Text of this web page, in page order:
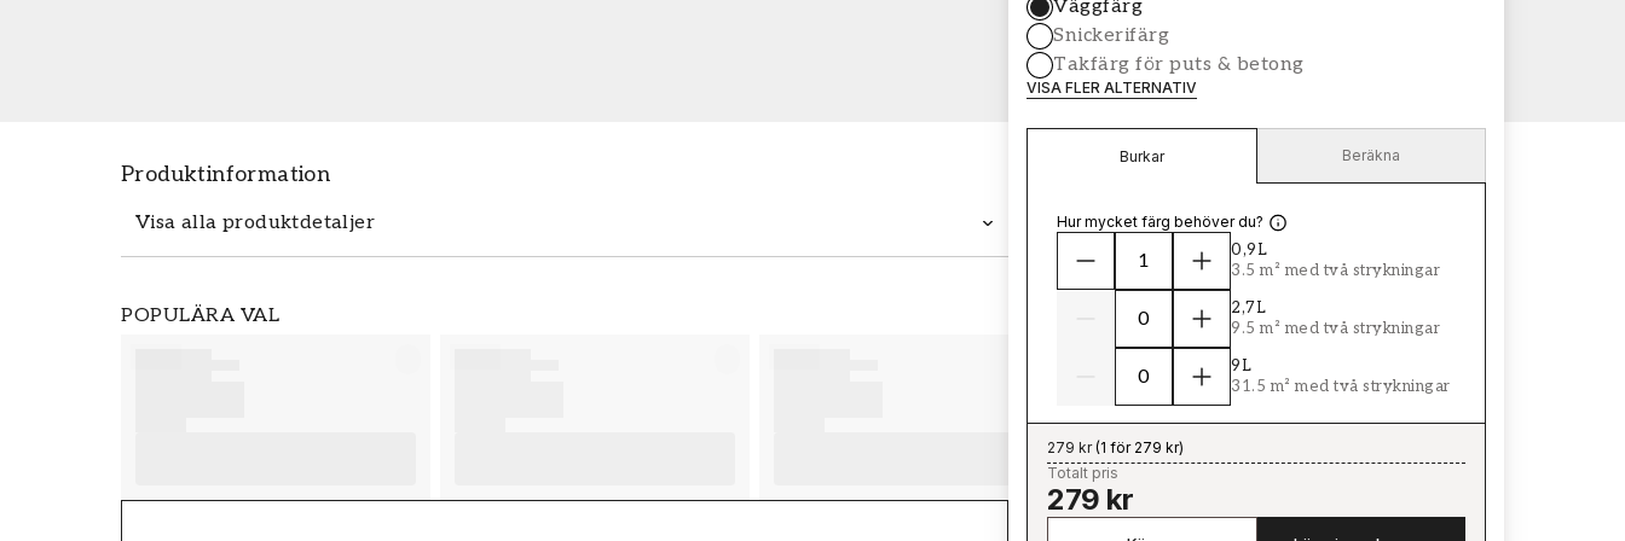
Produktinformation
Visa alla produktdetaljer
POPULÄRA VAL
Väggfärg
Snickerifärg
Takfärg för puts & betong
VISA FLER ALTERNATIV
Burkar Beräkna
Hur mycket färg behöver du?
0,9L
3.5 m² med två strykningar
2,7L
9.5 m² med två strykningar
9L
31.5 m² med två strykningar
279 kr(1 för 279 kr)
Totalt pris
279 kr